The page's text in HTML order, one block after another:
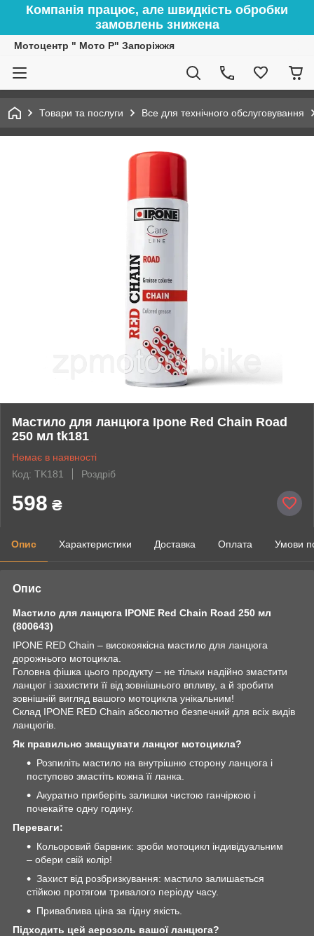
Компанія працює, але швидкість обробки
замовлень знижена
Мотоцентр " Мото Р" Запоріжжя
Товари та послуги Все для технічного обслуговування
Мастило для ланцюга Ipone Red Chain Road
250 мл tk181
Немає в наявності
Код: TK181
Роздріб
598 ₴
Опис Характеристики Доставка Оплата Умови
Опис
Мастило для ланцюга IPONE Red Chain Road 250 мл
(800643)
IPONE RED Chain – високоякісна мастило для ланцюга
дорожнього мотоцикла.
Головна фішка цього продукту – не тільки надійно змастити
ланцюг і захистити її від зовнішнього впливу, а й зробити
зовнішній вигляд вашого мотоцикла унікальним!
Склад IPONE RED Chain абсолютно безпечний для всіх видів
ланцюгів.
Як правильно змащувати ланцюг мотоцикла?
Розпиліть мастило на внутрішню сторону ланцюга і
поступово змастіть кожна її ланка.
Акуратно приберіть залишки чистою ганчіркою і
почекайте одну годину.
Переваги:
Кольоровий барвник: зроби мотоцикл індивідуальним
– обери свій колір!
Захист від розбризкування: мастило залишається
стійкою протягом тривалого періоду часу.
Приваблива ціна за гідну якість.
Підходить цей аерозоль вашої ланцюга?